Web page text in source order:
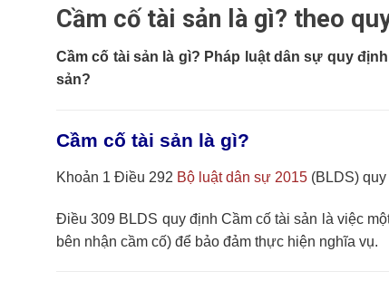
Cầm cố tài sản là gì? theo
Cầm cố tài sản là gì? Pháp luật dân sự quy
sản?
Cầm cố tài sản là gì?
Khoản 1 Điều 292 Bộ luật dân sự 2015 (BLDS)
Điều 309 BLDS quy định Cầm cố tài sản là việc
bên nhận cầm cố) để bảo đảm thực hiện nghĩa vụ.